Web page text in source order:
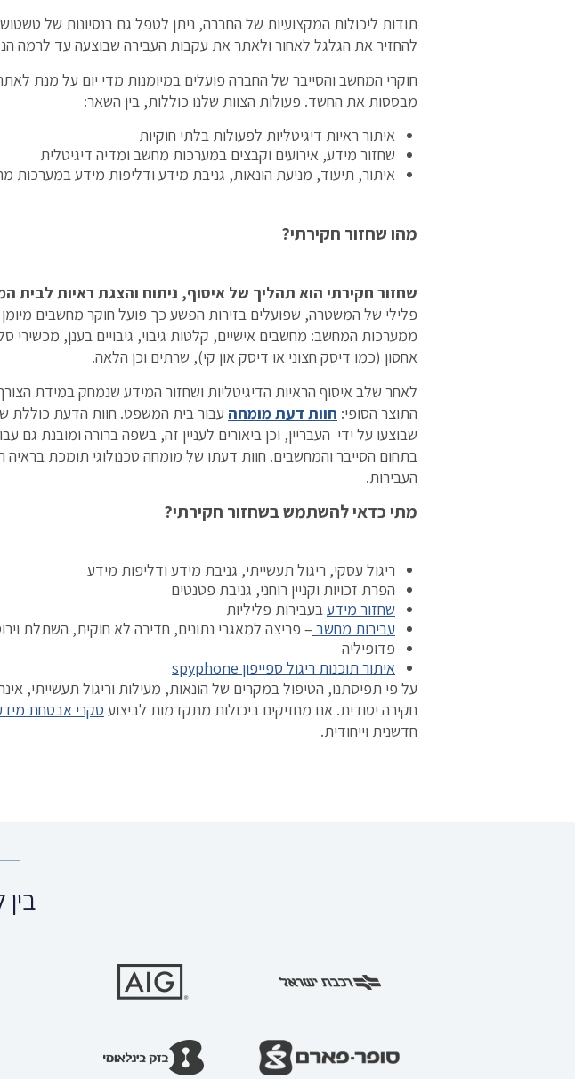
תודות ליכולות המקצועיות של החברה, ניתן לטפל גם בנסיונות של
להחזיר את הגלגל לאחור ולאתר את עקבות העבירה שבוצעה עד לרמה
חוקרי המחשב והסייבר של החברה פועלים במיומנות מדי יום על מנת
מבססות את החשד. פעולות הצוות שלנו כוללות, בין השאר:
איתור ראיות דיגיטליות לפעולות בלתי חוקיות
שחזור מידע, אירועים וקבצים במערכות מחשב ומדיה דיגיטלית
איתור, תיעוד, מניעת הונאות, גניבת מידע ודליפות מידע במערכות
מהושחזור חקירתי?
שחזור חקירתי הוא תהליך של איסוף, ניתוח והצגת ראיות לבית
פלילי של המשטרה, שפועלים בזירות הפשע כך פועל חוקר מחשבים מיומן
ממערכות המחשב: מחשבים אישיים, קלטות גיבוי, גיבויים בענן, מכשירי
אחסון (כמו דיסק חצוני או דיסק און קי), שרתים וכן הלאה.
לאחר שלב איסוף הראיות הדיגיטליות ושחזור המידע שנמחק במידת
התוצר הסופי: חוות דעת מומחה עבור בית המשפט. חוות הדעת כוללת
שבוצעו על ידי העבריין, וכן ביאורים לעניין זה, בשפה ברורה ומובנת גם
בתחום הסייבר והמחשבים. חוות דעתו של מומחה טכנולוגי תומכת בראיה
העבירות.
מתי כדאי להשתמש בשחזור חקירתי?
ריגול עסקי, ריגול תעשייתי, גניבת מידע ודליפות מידע
הפרת זכויות וקניין רוחני, גניבת פטנטים
שחזור מידעבעבירות פליליות
עבירות מחשב – פריצה למאגרי נתונים, חדירה לא חוקית, השתלת
פדופיליה
איתור תוכנות ריגול ספייפון spyphone
על פי תפיסתנו, הטיפול במקרים של הונאות, מעילות וריגול תעשייתי,
חקירה יסודית. אנו מחזיקים ביכולות מתקדמות לביצוע סקרי אבטחת
חדשנית וייחודית.
בין